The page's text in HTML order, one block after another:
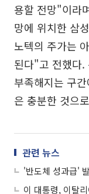
용할 전망"이라
망에 위치한 삼
노텍의 주가는
된다"고 전했다.
부족해지는 구
은 충분한 것으
관련 뉴스